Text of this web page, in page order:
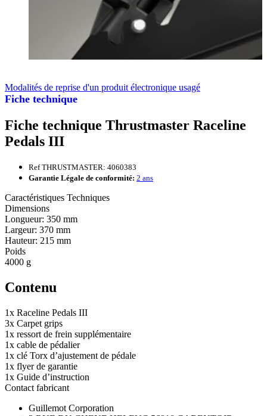
Fiche technique
Modalités de reprise d'un produit électronique usagé
Fiche technique Thrustmaster Raceline
Pedals III
Ref THRUSTMASTER: 4060383
Garantie Légale de conformité: 2 ans
Caractéristiques Techniques
Dimensions
Longueur: 350 mm
Largeur: 370 mm
Hauteur: 215 mm
Poids
4000 g
Contenu
1x Raceline Pedals III
3x Carpet grips
1x ressort de frein supplémentaire
1x cable de pédalier
1x clé Torx d’ajustement de pédale
1x flyer de garantie
1x Guide d’instruction
Contact fabricant
Guillemot Corporation